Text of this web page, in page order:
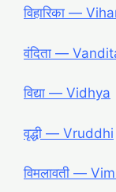
विहारिका ―
वंदिता ―
विद्या ― Vidhya
वृद्धी ― Vruddhi
विमलावती ―